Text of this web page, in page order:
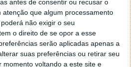
antes de consentir ou recusar o
atenção que algum processamento
não exigir o seu
o direito de se opor a esse
serão aplicadas apenas a
suas preferências ou retirar seu
momento voltando a este site e
o que te falei. Faz da seguinte maneira,
topo dessa janela com o botão direito do
Depois no separador Menu ‘Iniciar’
aí encontrarás no separador